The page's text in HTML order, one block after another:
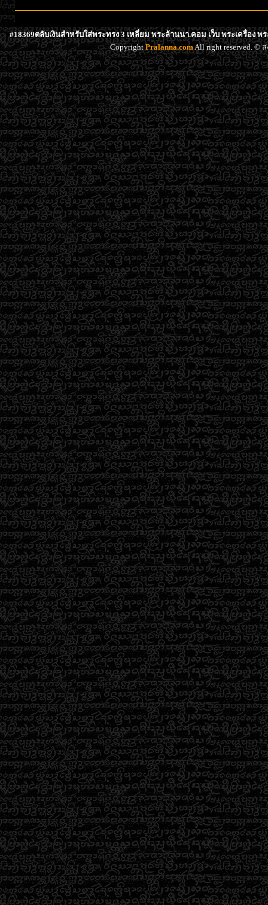
#18369ตลับเงินสำหรับใส่พระทรง 3 เหลี่ยม พระล้านนา.คอม เว็บ พระเครื่อง
CopyrightPralanna.comAll right reserved. ©